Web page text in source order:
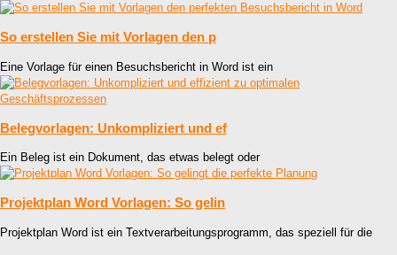
So erstellen Sie mit Vorlagen den p
Eine Vorlage für einen Besuchsbericht in Word ist ein
Belegvorlagen: Unkompliziert und ef
Ein Beleg ist ein Dokument, das etwas belegt oder
Projektplan Word Vorlagen: So gelin
Projektplan Word ist ein Textverarbeitungsprogramm, das speziell für die